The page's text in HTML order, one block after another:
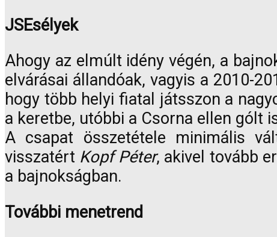
JSEsélyek
Ahogy az elmúlt idény végén, a
elvárásai állandóak, vagyis a 2010-
hogy több helyi fiatal játsszon a
a keretbe, utóbbi a Csorna ellen gólt
A csapat összetétele minimális
visszatért Kopf Péter, akivel tovább
a bajnokságban.
További menetrend